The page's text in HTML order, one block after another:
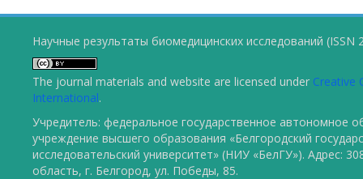
Научные результаты биомедицинских исследований (ISSN
The journal materials and website are licensed under Creative
International.
Учредитель: федеральное государственное автономное
учреждение высшего образования «Белгородский
исследовательский университет» (НИУ «БелГУ»). Адрес:
область, г. Белгород, ул. Победы, 85.